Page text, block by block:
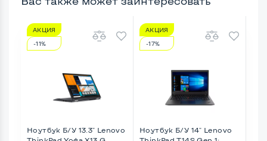
АКЦИЯ
-11%
Ноутбук Б/У 13.3" Lenovo
АКЦИЯ
-17%
Ноутбук Б/У 14" Lenovo